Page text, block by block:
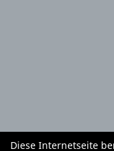
Diese Internetseite